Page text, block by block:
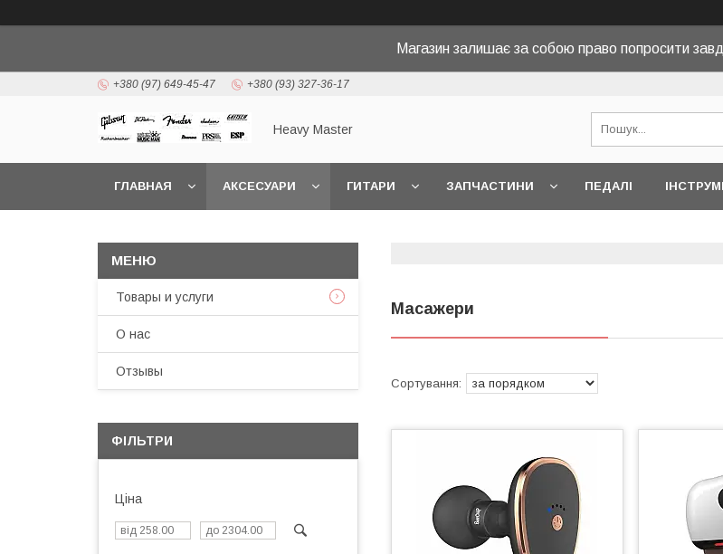
Магазин залишає за собою право попросити
+380 (97) 649-45-47 +380 (93) 327-36-17
Heavy Master
ГЛАВНАЯ АКСЕСУАРИ ГИТАРИ ЗАПЧАСТИНИ ПЕДАЛІ
Масажери
Товары и услуги
О нас
Отзывы
ФІЛЬТРИ
Ціна